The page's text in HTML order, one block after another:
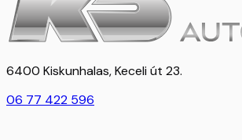
6400 Kiskunhalas, Keceli út 23.
06 77 422 596